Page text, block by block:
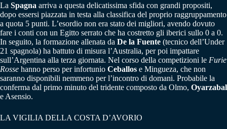
La Spagna arriva a questa delicatissima sfida con grandi propositi,
dopo essersi piazzata in testa alla classifica del proprio raggruppamento
a quota 5 punti. L’esordio non era stato dei migliori, avendo dovuto
fare i conti con un Egitto serrato che ha costretto gli iberici sullo 0 a 0.
In seguito, la formazione allenata da De la Fuente (tecnico dell’Under
21 spagnola) ha battuto di misura l’Australia, per poi impattare
sull’Argentina alla terza giornata. Nel corso della competizioni le Furie
Rosse hanno perso per infortunio Ceballos e Mingueza, che non
saranno disponibili nemmeno per l’incontro di domani. Probabile la
conferma dal primo minuto del tridente composto da Olmo, Oyarzabal
e Asensio.
LA VIGILIA DELLA COSTA D’AVORIO